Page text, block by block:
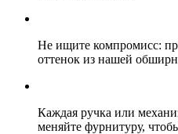
Не ищите компромисс:
оттенок из нашей
Каждая ручка или
меняйте фурнитуру,